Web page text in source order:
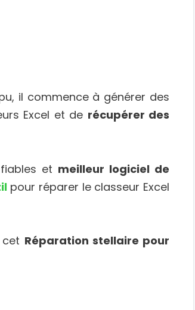
il commence à générer des
Excel et de récupérer des
et meilleur logiciel de
pour réparer le classeur Excel
Réparation stellaire pour